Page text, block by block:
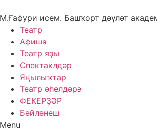
to
content
М.Ғафури исем. Башҡорт дәүләт
Театр
Афиша
Театр яҙы
Спектаклдәр
Яңылыҡтар
Театр әһелдәре
ФЕКЕРҘӘР
Бәйләнеш
Menu